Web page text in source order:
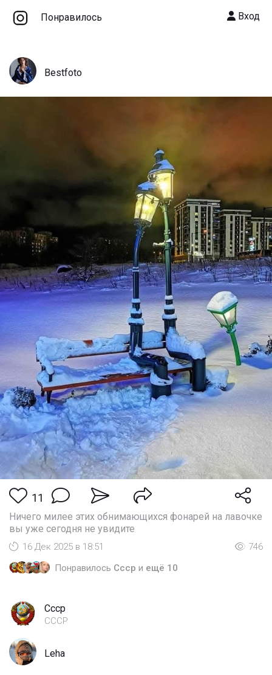
Понравилось Вход
Bestfoto
11
Ничего милее этих обнимающихся фонарей на лавочке
вы уже сегодня не увидите
16 Дек 2025 в 18:51
746
Понравилось Cccp и ещё 10
Cccp
СССР
Leha